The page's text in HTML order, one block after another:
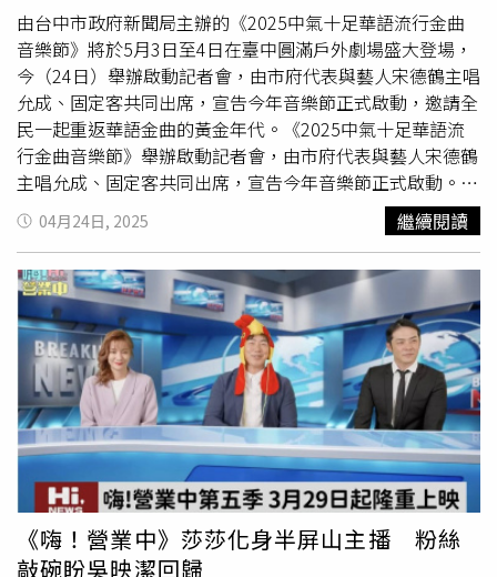
由台中市政府新聞局主辦的《2025中氣十足華語流行金曲
音樂節》將於5月3日至4日在臺中圓滿戶外劇場盛大登場，
今（24日）舉辦啟動記者會，由市府代表與藝人宋德鶴主唱
允成、固定客共同出席，宣告今年音樂節正式啟動，邀請全
民一起重返華語金曲的黃金年代。《2025中氣十足華語流
行金曲音樂節》舉辦啟動記者會，由市府代表與藝人宋德鶴
主唱允成、固定客共同出席，宣告今年音樂節正式啟動。
（圖／三立提供）本屆音樂節匯聚玖壹壹、陳雷、沈文程、
宋德鶴、固定客、
、林曉培、傻子與白痴、旅人、
Uncle Motto等17組藝人，以跨世代、跨曲風的編制重新詮
釋1970至1980年代的華語經典金曲。記者會上宋德鶴主唱
允成一開場，就以獨特嗓音加上一把吉他，演唱林強的經典
歌曲〈向前走〉炒熱現場氣氛，他表示，能參與這場經典與
創新的音樂盛會感到非常興奮，也期待用音樂與大家一起回
味青春記憶。隨後，由市府貴賓與固定客島輝、宋德鶴允成
一同啟動金曲寶盒的金色球體，象徵「中氣十足」音樂節正
式開跑，將帶領觀眾穿越時空、重溫華語音樂的黃金歲月。
台中市政府新聞局長欒治誼表示，臺中擁有優質的演出場地
與豐富的音樂人口，市府積極推動「音樂城市」發展。本次
音樂節主打「經典再現、傳承創新」，活動時間為5月3日下
午4點半至晚上9點、5月4日下午4點半至晚上8點40分於台
04月24日, 2025 繼續閱讀
《嗨！營業中》莎莎化身半屏山主播 粉絲
敲碗盼吳映潔回歸